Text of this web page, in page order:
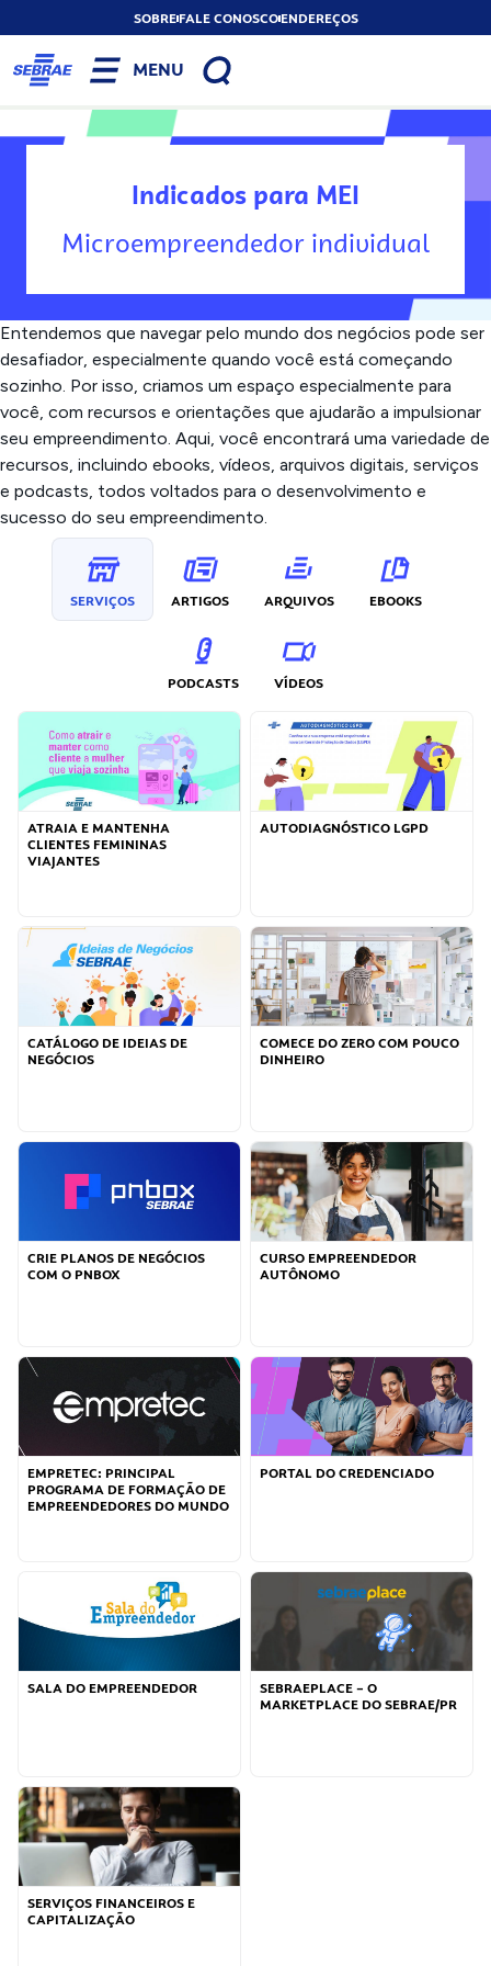
SOBREFALE CONOSCOENDEREÇOS
MENU
Indicados para MEI
Microempreendedor individual
Entendemos que navegar pelo mundo dos negócios pode ser
desafiador, especialmente quando você está começando
sozinho. Por isso, criamos um espaço especialmente para
você, com recursos e orientações que ajudarão a impulsionar
seu empreendimento. Aqui, você encontrará uma variedade de
recursos, incluindo ebooks, vídeos, arquivos digitais, serviços
e podcasts, todos voltados para o desenvolvimento e
sucesso do seu empreendimento.
SERVIÇOS ARTIGOS ARQUIVOS EBOOKS
PODCASTS VÍDEOS
ATRAIA E MANTENHA
CLIENTES FEMININAS
VIAJANTES
AUTODIAGNÓSTICO LGPD
CATÁLOGO DE IDEIAS DE
NEGÓCIOS
COMECE DO ZERO COM POUCO
DINHEIRO
CRIE PLANOS DE NEGÓCIOS
COM O PNBOX
CURSO EMPREENDEDOR
AUTÔNOMO
EMPRETEC: PRINCIPAL
PROGRAMA DE FORMAÇÃO DE
EMPREENDEDORES DO MUNDO
PORTAL DO CREDENCIADO
SALA DO EMPREENDEDOR
SEBRAEPLACE – O
MARKETPLACE DO SEBRAE/PR
SERVIÇOS FINANCEIROS E
CAPITALIZAÇÃO